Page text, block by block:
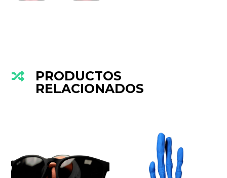

PRODUCTOS
RELACIONADOS